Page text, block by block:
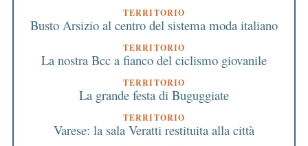
TERRITORIO
Busto Arsizio al centro del sistema moda italiano
TERRITORIO
La nostra Bcc a fianco del ciclismo giovanile
TERRITORIO
La grande festa di Buguggiate
TERRITORIO
Varese: la sala Veratti restituita alla città